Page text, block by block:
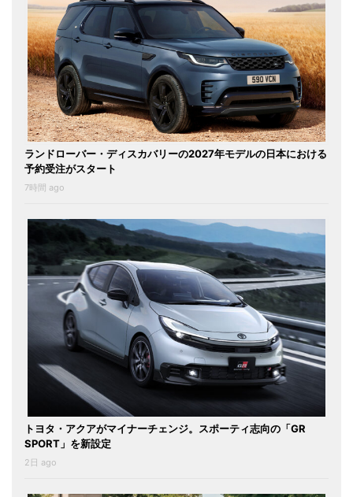
ランドローバー・ディスカバリーの2027年モデルの日本における
予約受注がスタート
7時間 ago
トヨタ・アクアがマイナーチェンジ。スポーティ志向の「GR
SPORT」を新設定
2日 ago